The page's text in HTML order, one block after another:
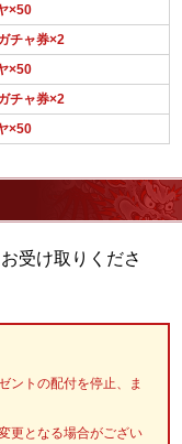
×50
チャ券×2
×50
チャ券×2
×50
受け取りくださ
ントの配付を停止、ま
更となる場合がござい